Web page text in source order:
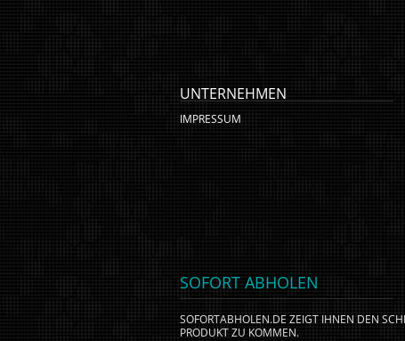
UNTERNEHMEN
IMPRESSUM
SOFORT ABHOLEN
SOFORTABHOLEN.DE ZEIGT IHNEN DEN
PRODUKT ZU KOMMEN.